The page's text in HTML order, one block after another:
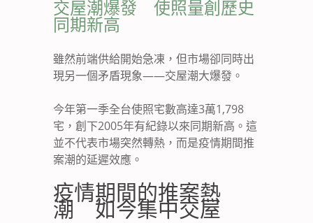
交屋潮爆發 使照量創歷史
同期新高
雖然前端供給開始急凍，但市場卻同時出
現另一個矛盾現象——交屋潮大爆發。
今年第一季全台使照宅數高達3萬1,798
宅，創下2005年有紀錄以來同期新高。這
並不代表市場突然轉熱，而是疫情期間推
案潮的延遲效應。
疫情期間的推案熱
潮 如今集中交屋